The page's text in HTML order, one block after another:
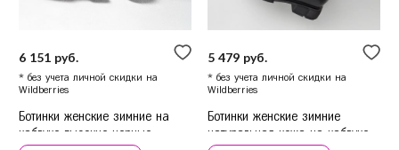
6 151 руб.
* без учета личной скидки на
Wildberries
Ботинки женские зимние на
каблуке высокие черные
5 479 руб.
* без учета личной скидки на
Wildberries
Ботинки женские зимние
натуральная кожа на каблуке